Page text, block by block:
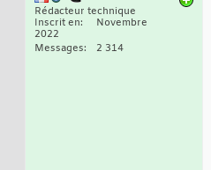
Rédacteur technique
Inscrit en
Novembre
2022
Messages
2 314